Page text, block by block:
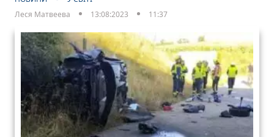
Леся Матвеева
13:08:2023 11:37